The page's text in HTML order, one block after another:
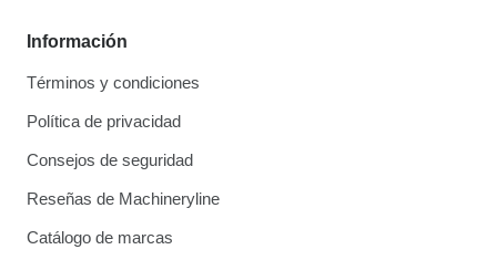
Información
Términos y condiciones
Política de privacidad
Consejos de seguridad
Reseñas de Machineryline
Catálogo de marcas